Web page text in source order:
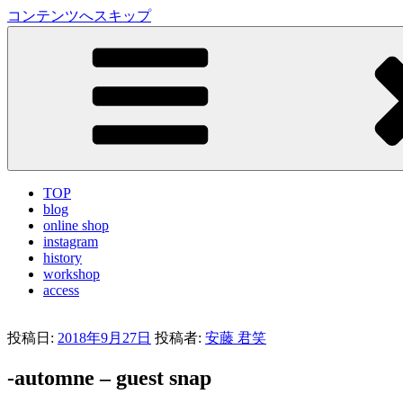
コンテンツへスキップ
LA VILLA ROUGE Blog
TOP
blog
online shop
instagram
history
workshop
access
投稿日: 2018年9月27日 投稿者: 安藤 君笑
-automne – guest snap